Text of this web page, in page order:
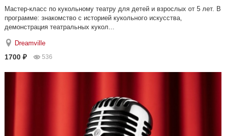
Мастер-класс по кукольному театру для детей и взрослых от 5 лет. В
программе: знакомство с историей кукольного искусства,
демонстрация театральных кукол...
Dreamville
1700 ₽ 536